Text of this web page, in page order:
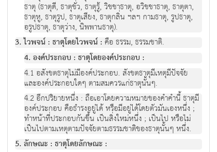
ธาตุ (ธาตุดี, ธาตุชั่ว, ธาตุรู้, วิชชาธาตุ, อวิชชาธาตุ, ธาตุตา,
ธาตุหู, ธาตุรูป, ธาตุเสียง, ธาตุกลิ่น ฯลฯ กามธาตุ, รูปธาตุ,
อรูปธาตุ, ธาตุว่าง, นิพพานธาตุ).
3. ไวพจน์ : ธาตุโดยไวพจน์ : คือ ธรรม, ธรรมชาติ.
4. องค์ประกอบ : ธาตุโดยองค์ประกอบ :
4.1 อสังขตธาตุไม่มีองค์ประกอบ. สังขตธาตุมีเหตุมีปัจจัย
และองค์ประกอบใดๆ ตามสมควรแก่ธาตุนั้นๆ.
4.2 อีกปริยายหนึ่ง : ถือเอาโดยความหมายของคำคำนี้ ธาตุมี
องค์ประกอบ คือธำรงอยู่ได้ หรือมีอยู่ได้โดยตัวมันเองหนึ่ง ;
ทำหน้าที่ประกอบกันขึ้น เป็นสิ่งใหม่หนึ่ง ; เป็นไป หรือไม่
เป็นไปตามเหตุตามปัจจัยตามธรรมชาติของธาตุนั้นๆ หนึ่ง.
5. ลักษณะ : ธาตุโดยลักษณะ :